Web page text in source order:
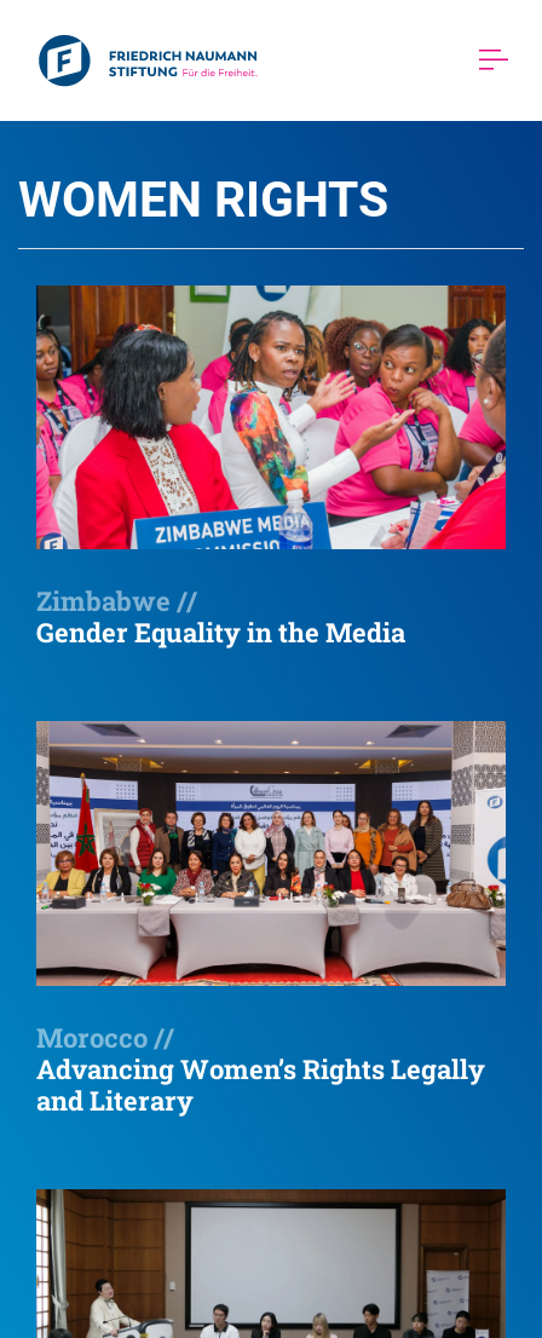
WOMEN RIGHTS
Zimbabwe //
Gender Equality in the Media
Morocco //
Advancing Women’s Rights Legally
and Literary